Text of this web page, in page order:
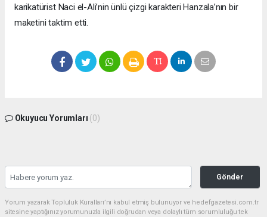
karikatürist Naci el-Ali’nin ünlü çizgi karakteri Hanzala’nın bir
maketini taktim etti.
Okuyucu Yorumları (0)
Gönder
Yorum yazarak Topluluk Kuralları’nı kabul etmiş bulunuyor ve hedefgazetesi.com.tr
sitesine yaptığınız yorumunuzla ilgili doğrudan veya dolaylı tüm sorumluluğu tek